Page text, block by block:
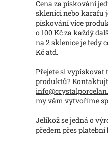
Cena za pískování
sklenici nebo karafu
pískování více
o 100 Kč za každý
na 2 sklenice je tedy
Kč atd.
Přejete si vypískovat
produktů?
my vám vytvoříme
Jelikož se jedná o
předem přes platební